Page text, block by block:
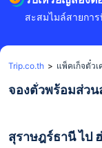
สะสมไมล์สายกา
Trip.co.th > แพ็คเก็จตั๋วเ
จองตั๋วพร้อมส่วน
สุราษฎร์ธานี ไป